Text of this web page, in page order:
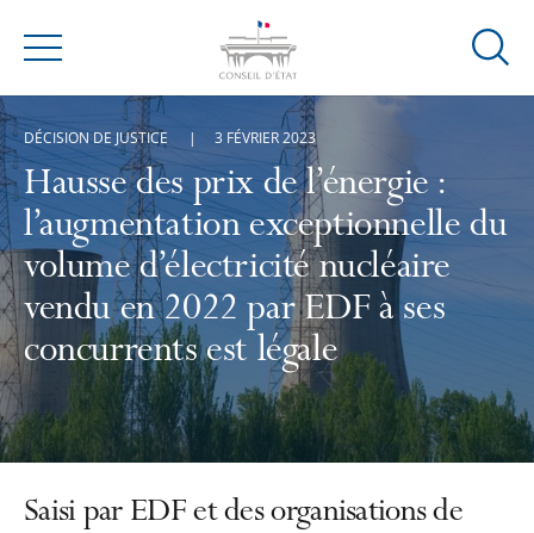
Menu
Ouvrir
Hausse des prix de l’énergie :
l’augmentation exceptionnelle du
volume d’électricité nucléaire
vendu en 2022 par EDF à ses
concurrents est légale
DÉCISION DE JUSTICE 3 FÉVRIER 2023
Saisi par EDF et des organisations de